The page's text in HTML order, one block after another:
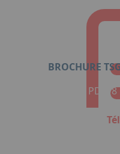
BROCHURE
Format : PDF